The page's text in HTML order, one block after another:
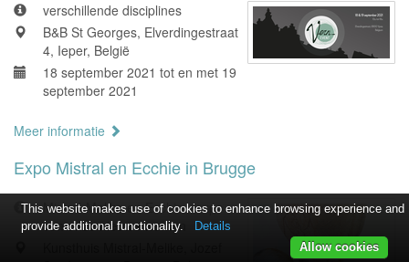
verschillende disciplines
B&B St Georges, Elverdingestraat
4, Ieper, België
18 september 2021 tot en met 19
september 2021
Meer informatie
Expo Mistral en Ecchie in Brugge
Mistral-Melike en Ecchie - expo
van onze nieuwe werken
This website makes use of cookies to enhance browsing experience and
provide additional functionality.
Details
Allow cookies